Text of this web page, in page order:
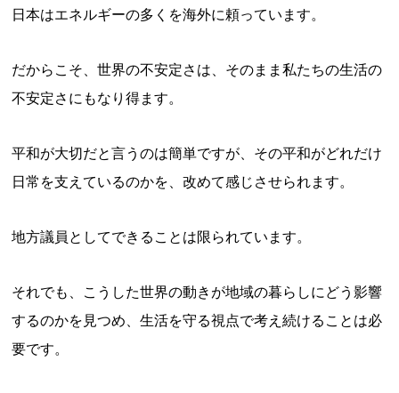
日本はエネルギーの多くを海外に頼っています。
だからこそ、世界の不安定さは、そのまま私たちの生活の
不安定さにもなり得ます。
平和が大切だと言うのは簡単ですが、その平和がどれだけ
日常を支えているのかを、改めて感じさせられます。
地方議員としてできることは限られています。
それでも、こうした世界の動きが地域の暮らしにどう影響
するのかを見つめ、生活を守る視点で考え続けることは必
要です。